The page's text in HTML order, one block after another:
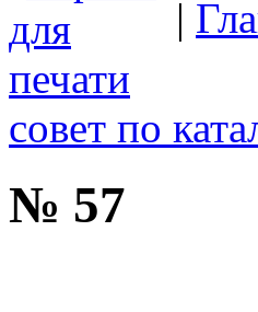
|
совет по
№ 57